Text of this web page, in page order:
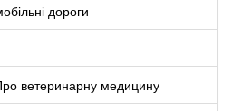
дороги
ветеринарну медицину